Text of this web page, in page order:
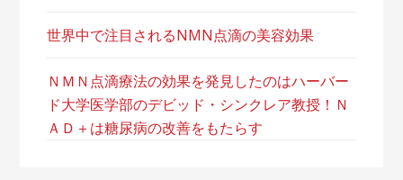
世界中で注目されるNMN点滴の美容効果
ＮＭＮ点滴療法の効果を発見したのはハーバー
ド大学医学部のデビッド・シンクレア教授！Ｎ
ＡＤ＋は糖尿病の改善をもたらす